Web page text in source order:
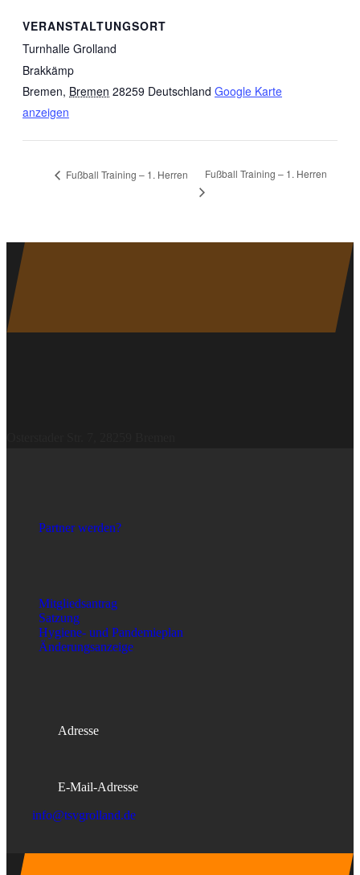
VERANSTALTUNGSORT
Turnhalle Grolland
Brakkämp
Bremen, Bremen 28259 Deutschland Google Karte
anzeigen
Fußball Training – 1. Herren Fußball Training – 1. Herren
Partner werden?
Mitgliedsantrag
Satzung
Hygiene- und Pandemieplan
Änderungsanzeige
Adresse
E-Mail-Adresse
info@tsvgrolland.de